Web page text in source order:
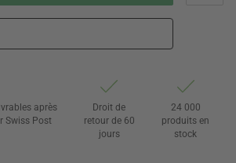
après
Swiss Post
Droit de
retour de 60
jours
24 000
produits en
stock